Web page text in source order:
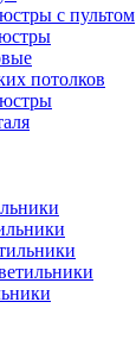
с пультом
потолков